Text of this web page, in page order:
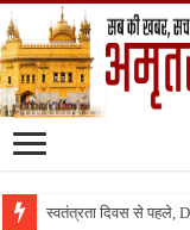
स्वतंत्रता दिवस से पहले,